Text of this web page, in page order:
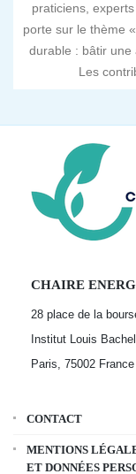
praticiens,
porte sur le thème
durable : bâtir une
Les
CHAIRE
28 place de la
Institut Louis
Paris, 75002 France
CONTACT
MENTIONS
ET DONNÉES